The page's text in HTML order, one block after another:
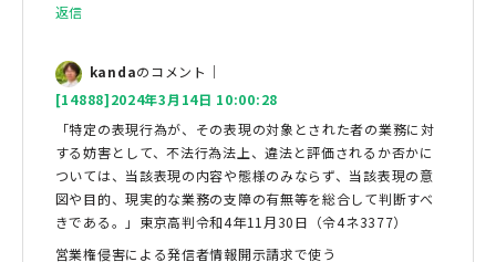
返信
kandaのコメント｜
[14888]2024年3月14日 10:00:28
「特定の表現行為が、その表現の対象とされた者の業務に対
する妨害として、不法行為法上、違法と評価されるか否かに
ついては、当該表現の内容や態様のみならず、当該表現の意
図や目的、現実的な業務の支障の有無等を総合して判断すべ
きである。」東京高判令和4年11月30日（令4ネ3377）
営業権侵害による発信者情報開示請求で使う